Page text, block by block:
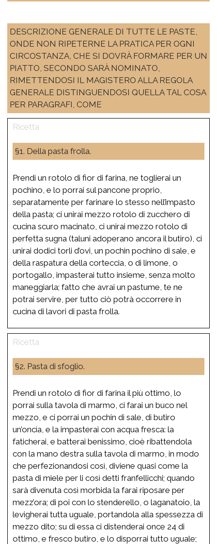
DESCRIZIONE GENERALE DI TUTTE LE PASTE,
ONDE NON RIPETERNE LA PRATICA PER OGNI
CIRCOSTANZA, CHE SI DOVRÀ FORMARE PER UN
PIATTO, SECONDO SARÀ NOMINATO,
RIMETTENDOSI IL MAGISTERO ALLA REGOLA
GENERALE DISTINGUENDOSI QUELLA TAL COSA
PER PARAGRAFI, COME
§1. Della pasta frolla.
Prendi un rotolo di fior di farina, ne toglierai un
pochino, e lo porrai sul pancone proprio,
separatamente per farinare lo stesso nell’impasto
della pasta; ci unirai mezzo rotolo di zucchero di
cucina scuro macinato, ci unirai mezzo rotolo di
perfetta sugna (taluni adoperano ancora il butiro), ci
unirai dodici torli d’ovi, un pochin pochino di sale, e
della raspatura della corteccia, o di limone, o
portogallo, impasterai tutto insieme, senza molto
maneggiarla; fatto che avrai un pastume, te ne
potrai servire, per tutto ciò potrà occorrere in
cucina di lavori di pasta frolla.
§2. Pasta di sfoglio.
Prendi un rotolo di fior di farina il più ottimo, lo
porrai sulla tavola di marmo, ci farai un buco nel
mezzo, e ci porrai un pochin di sale, di butiro
un’oncia, e la impasterai con acqua fresca: la
faticherai, e batterai benissimo, cioè ribattendola
con la mano destra sulla tavola di marmo, in modo
che perfezionandosi così, diviene quasi come la
pasta di miele per li così detti franfellicchi; quando
sarà divenuta così morbida la farai riposare per
mezz’ora; di poi con lo stenderello, o laganatoio, la
levigherai tutta uguale, portandola alla spessezza di
mezzo dito; su di essa ci distenderai once 24 di
ottimo, e fresco butiro, e lo disporrai tutto uguale;